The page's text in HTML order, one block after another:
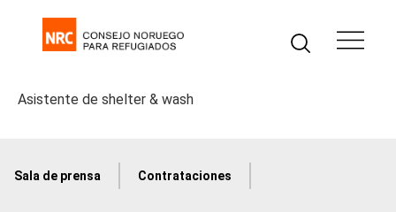
Asistente de shelter & wash
Sala de prensa Contrataciones